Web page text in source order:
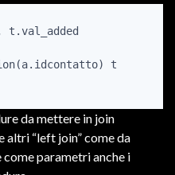
t.val_added
t
da mettere in join
“left join” come da
parametri anche i